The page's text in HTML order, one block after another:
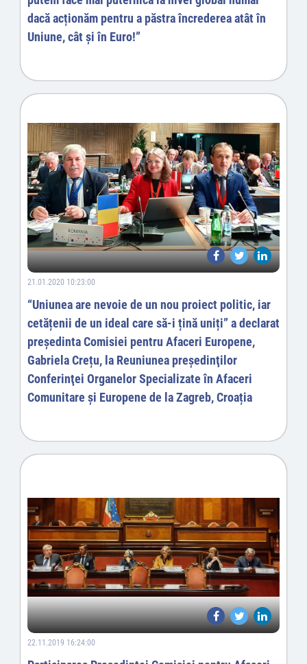
dacă acționăm pentru a păstra încrederea atât în
Uniune, cât și în Euro!”
21.01.2020 10:23:00
“Uniunea are nevoie de un nou proiect politic, iar
cetățenii de un ideal care să-i țină uniți” a declarat
președinta Comisiei pentru Afaceri Europene,
Gabriela Crețu, la Reuniunea preşedinţilor
Conferinţei Organelor Specializate în Afaceri
Comunitare şi Europene de la Zagreb, Croația
22.11.2019 16:24:00